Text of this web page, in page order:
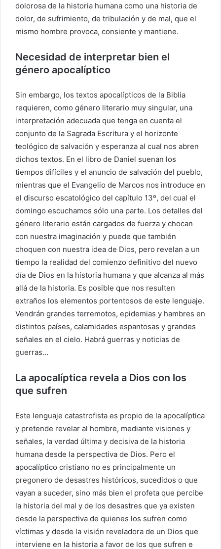
dolorosa de la historia humana como una historia de
dolor, de sufrimiento, de tribulación y de mal, que el
mismo hombre provoca, consiente y mantiene.
Necesidad de interpretar bien el
género apocalíptico
Sin embargo, los textos apocalípticos de la Biblia
requieren, como género literario muy singular, una
interpretación adecuada que tenga en cuenta el
conjunto de la Sagrada Escritura y el horizonte
teológico de salvación y esperanza al cual nos abren
dichos textos. En el libro de Daniel suenan los
tiempos difíciles y el anuncio de salvación del pueblo,
mientras que el Evangelio de Marcos nos introduce en
el discurso escatológico del capítulo 13º, del cual el
domingo escuchamos sólo una parte. Los detalles del
género literario están cargados de fuerza y chocan
con nuestra imaginación y puede que también
choquen con nuestra idea de Dios, pero revelan a un
tiempo la realidad del comienzo definitivo del nuevo
día de Dios en la historia humana y que alcanza al más
allá de la historia. Es posible que nos resulten
extraños los elementos portentosos de este lenguaje.
Vendrán grandes terremotos, epidemias y hambres en
distintos países, calamidades espantosas y grandes
señales en el cielo. Habrá guerras y noticias de
guerras…
La apocalíptica revela a Dios con los
que sufren
Este lenguaje catastrofista es propio de la apocalíptica
y pretende revelar al hombre, mediante visiones y
señales, la verdad última y decisiva de la historia
humana desde la perspectiva de Dios. Pero el
apocalíptico cristiano no es principalmente un
pregonero de desastres históricos, sucedidos o que
vayan a suceder, sino más bien el profeta que percibe
la historia del mal y de los desastres que ya existen
desde la perspectiva de quienes los sufren como
víctimas y desde la visión reveladora de un Dios que
interviene en la historia a favor de los que sufren e